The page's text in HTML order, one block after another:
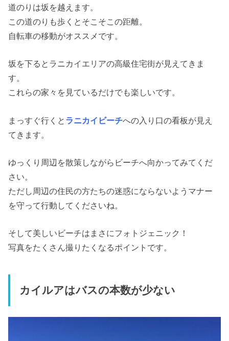
道のりは坂を越えます。
この道のりも歩くとそこそこの距離。
自転車の移動がオススメです。
坂を下るとラニカイエリアの高級住宅街が見えてきま
す。
これらの家々を見ているだけでも楽しいです。
まっすぐ行くと ラニカイビーチへの入り口の看板が見え
てきます。
ゆっくり周辺を散策しながらビーチへ向かってみてくだ
さい。
ただし周辺の住民の方たちの迷惑にならないようマナー
を守って行動してくださいね。
そして美しいビーチはまさにフォトジェニック！
写真をたくさん撮りたくなるポイントです。
カイルアはバスの本数が少ない